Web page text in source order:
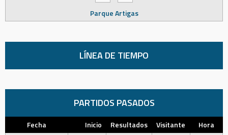
Parque Artigas
LÍNEA DE TIEMPO
PARTIDOS PASADOS
Fecha Inicio Resultados Visitante
Hora